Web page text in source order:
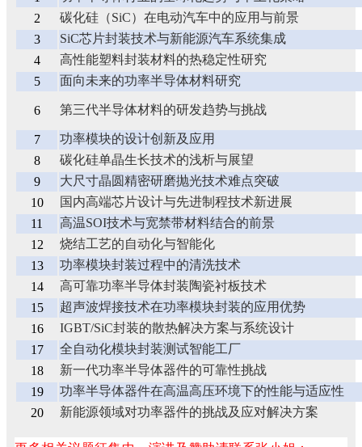
2
碳化硅（SiC）在电动汽车中的应用与前景
3
SiC芯片封装技术与新能源汽车系统集成
4
高性能塑料封装材料的热稳定性研究
5
面向未来的功率半导体材料研究
6 第三代半导体材料的研发趋势与挑战
7
功率模块的设计创新及应用
8
碳化硅单晶生长技术的浅析与展望
9
大尺寸晶圆精密研磨抛光技术难点突破
10
国内高端芯片设计与先进制程技术新进展
11
高温SOI技术与宽禁带材料结合的前景
12
烧结工艺的自动化与智能化
13
功率模块封装过程中的清洗技术
14
高可靠功率半导体封装陶瓷衬板技术
15
超声波焊接技术在功率模块封装的应用优势
16
IGBT/SiC封装的散热解决方案与系统设计
17
全自动化模块封装测试智能工厂
18
新一代功率半导体器件的可靠性挑战
19
功率半导体器件在高温高压环境下的性能与适应性
20
新能源领域对功率器件的挑战及应对解决方案